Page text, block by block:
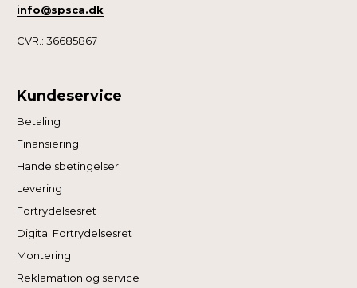
info@spsca.dk
CVR.: 36685867
Kundeservice
Betaling
Finansiering
Handelsbetingelser
Levering
Fortrydelsesret
Digital Fortrydelsesret
Montering
Reklamation og service